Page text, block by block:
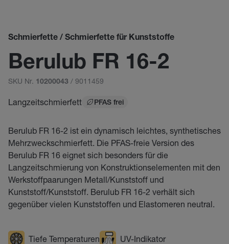
Schmierfette / Schmierfette für Kunststoffe
Berulub FR 16-2
SKU Nr. 10200043 / 9011459
Langzeitschmierfett PFAS frei
Berulub FR 16-2 ist ein dynamisch leichtes, synthetisches
Mehrzweckschmierfett. Die PFAS-freie Version des
Berulub FR 16 eignet sich besonders für die
Langzeitschmierung von Konstruktionselementen mit den
Werkstoffpaarungen Metall/Kunststoff und
Kunststoff/Kunststoff. Berulub FR 16-2 verhält sich
gegenüber vielen Kunststoffen und Elastomeren neutral.
Tiefe Temperaturen
UV-Indikator